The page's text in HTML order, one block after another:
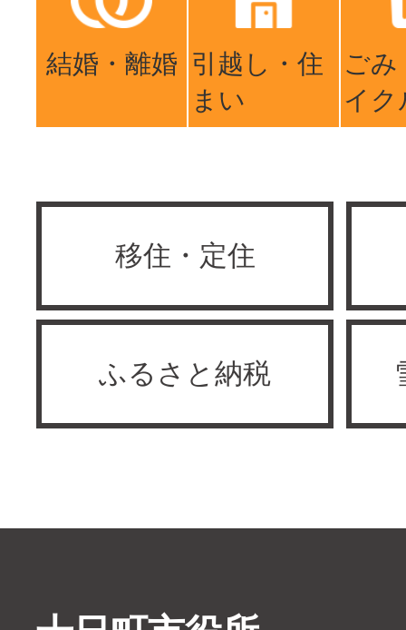
結婚・離婚 引越し・住
まい
ごみ
イク
移住・定住
ふるさと納税